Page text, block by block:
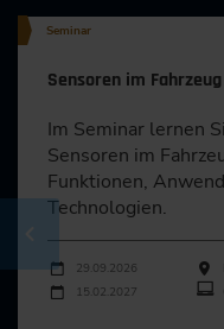
Seminar
Sensoren im Fahrzeug
Im Seminar lernen
Sensoren im
Funktionen,
Technologien.
Durchführungen
Veranstaltungsdatum
29.09.2026
15.02.2027